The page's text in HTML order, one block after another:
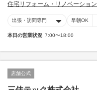
住宅リフォーム・リノベーション
出張・訪問専門 早朝OK
本日の営業状況 7:00〜18:00
店舗公式